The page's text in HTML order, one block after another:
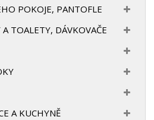
POKOJE, PANTOFLE
TOALETY, DÁVKOVAČE
A KUCHYNĚ